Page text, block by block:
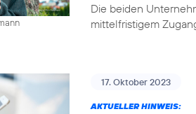
Die beiden
mittelfristigem
17. Oktober 2023
AKTUELLER HINWEIS: